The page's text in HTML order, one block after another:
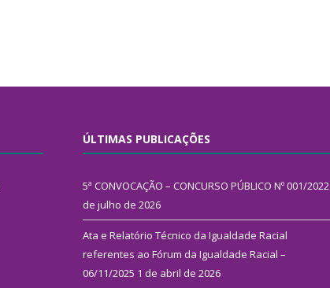
ÚLTIMAS PUBLICAÇÕES
5ª CONVOCAÇÃO – CONCURSO PÚBLICO Nº 001/2022
de julho de 2026
Ata e Relatório Técnico da Igualdade Racial
referentes ao Fórum da Igualdade Racial –
06/11/2025 1 de abril de 2026